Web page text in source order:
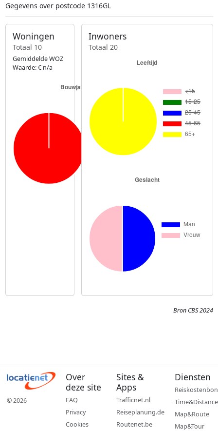
Gegevens over postcode 1316GL
Woningen
Totaal 10
Gemiddelde WOZ
Waarde: € n/a
Inwoners
Totaal 20
Bron CBS 2024
© 2026
Over
deze site
FAQ
Privacy
Cookies
Sites &
Apps
Trafficnet.nl
Reiseplanung.de
Routenet.be
Diensten
Reiskostenbon
Time&Distance
Map&Route
Map&Tour